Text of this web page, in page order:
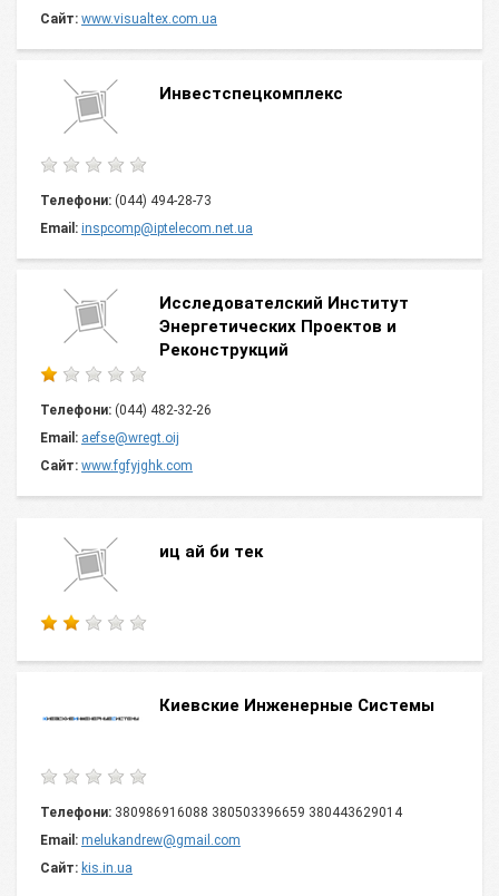
Сайт: www.visualtex.com.ua
Инвестспецкомплекс
Телефони: (044) 494-28-73
Email: inspcomp@iptelecom.net.ua
Исследователский Институт
Энергетических Проектов и
Реконструкций
Телефони: (044) 482-32-26
Email: aefse@wregt.oij
Сайт: www.fgfyjghk.com
иц ай би тек
Киевские Инженерные Системы
Телефони: 380986916088 380503396659 380443629014
Email: melukandrew@gmail.com
Сайт: kis.in.ua